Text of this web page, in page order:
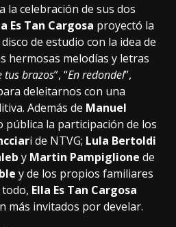
la celebración de sus dos
Es Tan Cargosa proyectó la
de estudio con la idea de
hermosas melodías y letras
tus brazos”, “En redondel”,
deleitarnos con una
Además de Manuel
pública la participación de los
i de NTVG; Lula Bertoldi
y Martin Pampiglione de
y de los propios familiares
todo, Ella Es Tan Cargosa
más invitados por develar.